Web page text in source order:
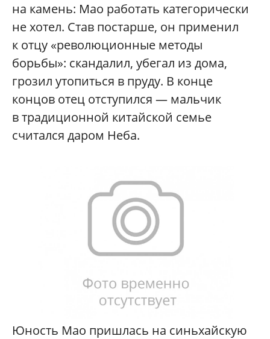
на камень: Мао работать категорически
не хотел. Став постарше, он применил
к отцу «революционные методы
борьбы»: скандалил, убегал из дома,
грозил утопиться в пруду. В конце
концов отец отступился — мальчик
в традиционной китайской семье
считался даром Неба.
Юность Мао пришлась на синьхайскую